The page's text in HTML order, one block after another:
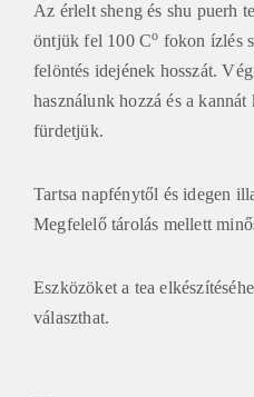
Az érlelt sheng és shu puerh
öntjük fel 100 Co fokon ízlés
felöntés idejének hosszát.
használunk hozzá és a
fürdetjük.
Tartsa napfénytől és idegen
Megfelelő tárolás mellett
Eszközöket a tea
választhat.